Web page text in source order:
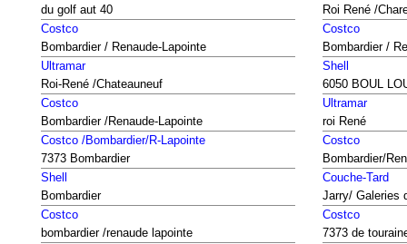
du golf aut 40
Roi René /
Costco
Bombardier / Renaude-Lapointe
Costco
Bombardier /
Ultramar
Roi-René /Chateauneuf
Shell
6050 BOUL
Costco
Bombardier /Renaude-Lapointe
Ultramar
roi René
Costco /Bombardier/R-Lapointe
7373 Bombardier
Costco
Bombardier/
Shell
Bombardier
Couche-Tard
Jarry/ Galeries
Costco
bombardier /renaude lapointe
Costco
7373 de